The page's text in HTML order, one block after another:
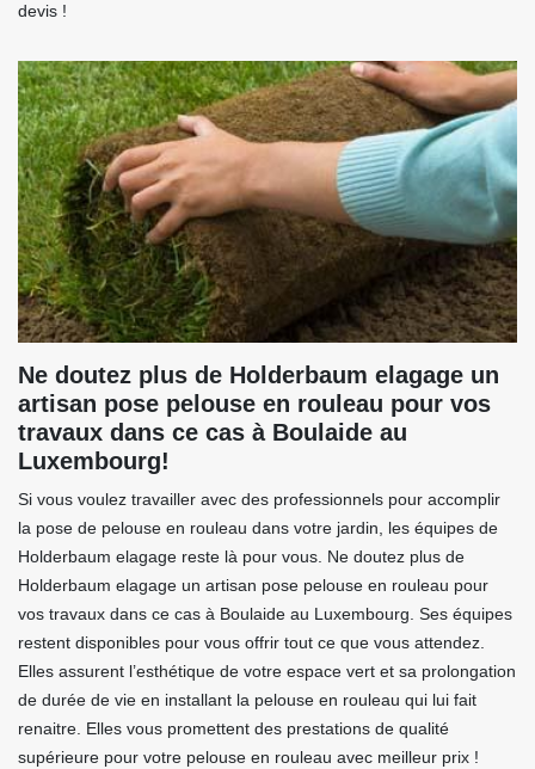
devis !
Ne doutez plus de Holderbaum elagage un
artisan pose pelouse en rouleau pour vos
travaux dans ce cas à Boulaide au
Luxembourg!
Si vous voulez travailler avec des professionnels pour accomplir
la pose de pelouse en rouleau dans votre jardin, les équipes de
Holderbaum elagage reste là pour vous. Ne doutez plus de
Holderbaum elagage un artisan pose pelouse en rouleau pour
vos travaux dans ce cas à Boulaide au Luxembourg. Ses équipes
restent disponibles pour vous offrir tout ce que vous attendez.
Elles assurent l’esthétique de votre espace vert et sa prolongation
de durée de vie en installant la pelouse en rouleau qui lui fait
renaitre. Elles vous promettent des prestations de qualité
supérieure pour votre pelouse en rouleau avec meilleur prix !